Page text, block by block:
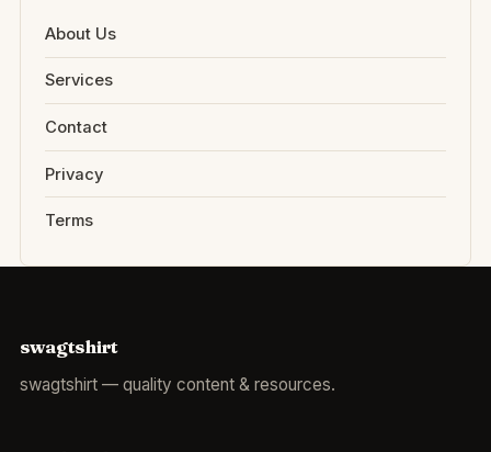
About Us
Services
Contact
Privacy
Terms
swagtshirt
swagtshirt — quality content & resources.